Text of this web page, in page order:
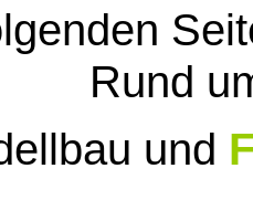
Rund
und